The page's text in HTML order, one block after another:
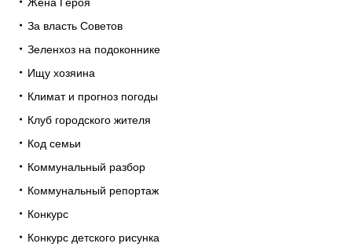
За власть Советов
Зеленхоз на подоконнике
Ищу хозяина
Климат и прогноз погоды
Клуб городского жителя
Код семьи
Коммунальный разбор
Коммунальный репортаж
Конкурс
Конкурс детского рисунка